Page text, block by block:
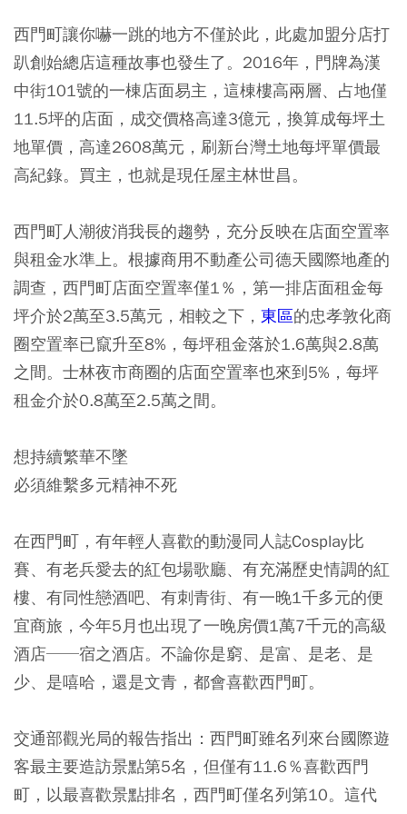
西門町讓你嚇一跳的地方不僅於此，此處加盟分店打
趴創始總店這種故事也發生了。2016年，門牌為漢
中街101號的一棟店面易主，這棟樓高兩層、占地僅
11.5坪的店面，成交價格高達3億元，換算成每坪土
地單價，高達2608萬元，刷新台灣土地每坪單價最
高紀錄。買主，也就是現任屋主林世昌。
西門町人潮彼消我長的趨勢，充分反映在店面空置率
與租金水準上。根據商用不動產公司德天國際地產的
調查，西門町店面空置率僅1％，第一排店面租金每
坪介於2萬至3.5萬元，相較之下， 東區的忠孝敦化商
圈空置率已竄升至8%，每坪租金落於1.6萬與2.8萬
之間。士林夜市商圈的店面空置率也來到5%，每坪
租金介於0.8萬至2.5萬之間。
想持續繁華不墜
必須維繫多元精神不死
在西門町，有年輕人喜歡的動漫同人誌Cosplay比
賽、有老兵愛去的紅包場歌廳、有充滿歷史情調的紅
樓、有同性戀酒吧、有刺青街、有一晚1千多元的便
宜商旅，今年5月也出現了一晚房價1萬7千元的高級
酒店──宿之酒店。不論你是窮、是富、是老、是
少、是嘻哈，還是文青，都會喜歡西門町。
交通部觀光局的報告指出：西門町雖名列來台國際遊
客最主要造訪景點第5名，但僅有11.6％喜歡西門
町，以最喜歡景點排名，西門町僅名列第10。這代